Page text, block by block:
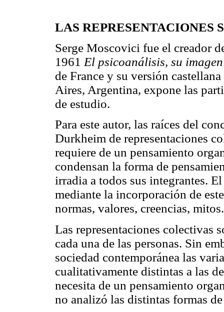
LAS REPRESENTACIONES
Serge Moscovici fue el creador
1961 El psicoanálisis, su
de France y su versión
Aires, Argentina, expone las
de estudio.
Para este autor, las raíces del
Durkheim de representaciones
requiere de un pensamiento
condensan la forma de
irradia a todos sus integrantes.
mediante la incorporación de
normas, valores, creencias, mitos.
Las representaciones colectivas
cada una de las personas. Sin
sociedad contemporánea las
cualitativamente distintas a las
necesita de un pensamiento
no analizó las distintas formas